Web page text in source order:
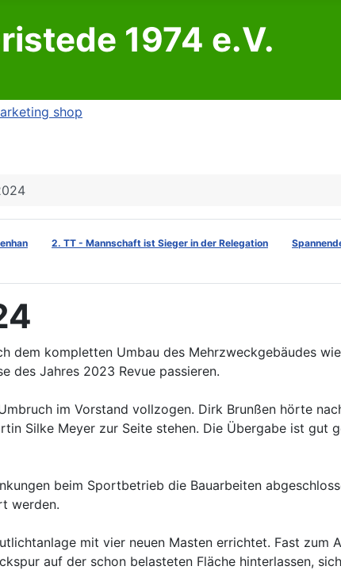
1974 e.V.
2. TT - Mannschaft ist Sieger in der Relegation
dem kompletten Umbau des Mehrzweckgebäudes
des Jahres 2023 Revue passieren.
im Vorstand vollzogen. Dirk Brunßen hörte
Silke Meyer zur Seite stehen. Die Übergabe ist gut
beim Sportbetrieb die Bauarbeiten
werden.
mit vier neuen Masten errichtet. Fast zum
auf der schon belasteten Fläche hinterlassen,